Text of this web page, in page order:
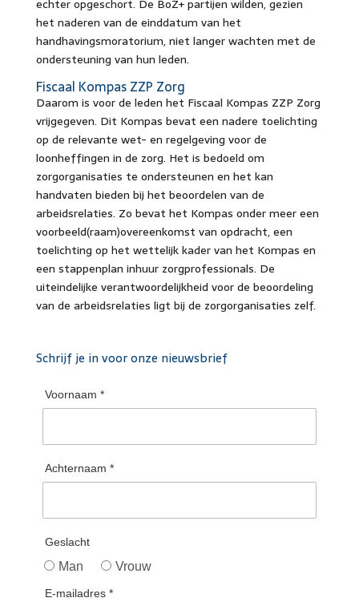
echter opgeschort. De BoZ+ partijen wilden, gezien
het naderen van de einddatum van het
handhavingsmoratorium, niet langer wachten met de
ondersteuning van hun leden.
Fiscaal Kompas ZZP Zorg
Daarom is voor de leden het Fiscaal Kompas ZZP Zorg
vrijgegeven. Dit Kompas bevat een nadere toelichting
op de relevante wet- en regelgeving voor de
loonheffingen in de zorg. Het is bedoeld om
zorgorganisaties te ondersteunen en het kan
handvaten bieden bij het beoordelen van de
arbeidsrelaties. Zo bevat het Kompas onder meer een
voorbeeld(raam)overeenkomst van opdracht, een
toelichting op het wettelijk kader van het Kompas en
een stappenplan inhuur zorgprofessionals. De
uiteindelijke verantwoordelijkheid voor de beoordeling
van de arbeidsrelaties ligt bij de zorgorganisaties zelf.
Schrijf je in voor onze nieuwsbrief